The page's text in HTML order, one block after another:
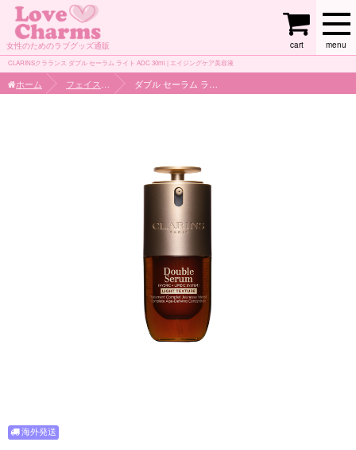
女性のためのラブグッズ通販 menu
cart
CLARINSクラランス ダブル セーラム ライト ADC 30ml | エイジングケア美容液
ホーム